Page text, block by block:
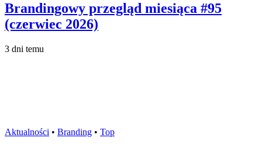
Brandingowy przegląd miesiąca #95
(czerwiec 2026)
3 dni temu
Aktualności • Branding • Top